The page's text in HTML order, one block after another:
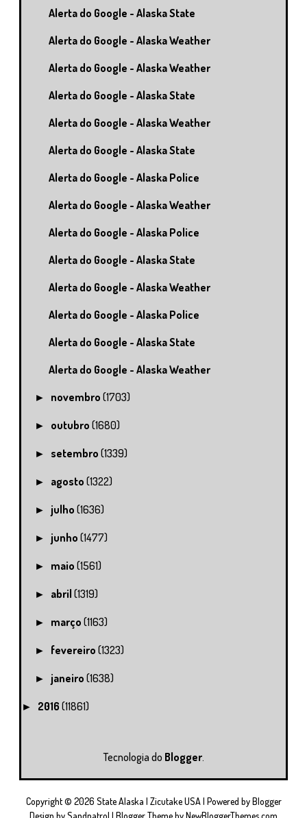
Alerta do Google - Alaska State
Alerta do Google - Alaska Weather
Alerta do Google - Alaska Weather
Alerta do Google - Alaska State
Alerta do Google - Alaska Weather
Alerta do Google - Alaska State
Alerta do Google - Alaska Police
Alerta do Google - Alaska Weather
Alerta do Google - Alaska Police
Alerta do Google - Alaska State
Alerta do Google - Alaska Weather
Alerta do Google - Alaska Police
Alerta do Google - Alaska State
Alerta do Google - Alaska Weather
► novembro(1703)
► outubro(1680)
► setembro(1339)
► agosto(1322)
► julho(1636)
► junho(1477)
► maio(1561)
► abril(1319)
► março(1163)
► fevereiro(1323)
► janeiro(1638)
► 2016 (11861)
Tecnologia do Blogger.
Copyright © 2026 State Alaska | Zicutake USA| Powered byBlogger